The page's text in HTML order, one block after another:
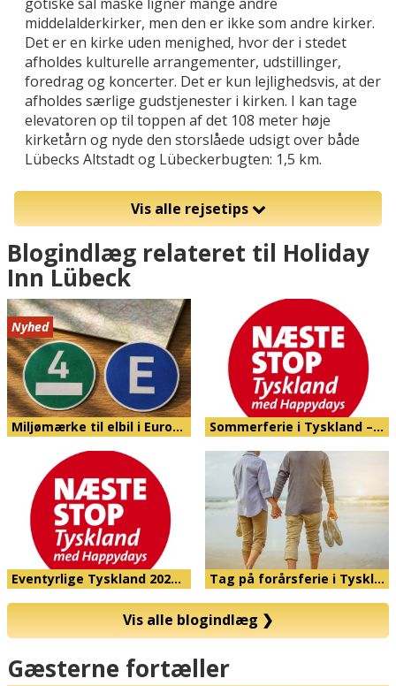
middelalderkirker, men den er ikke som andre kirker.
Det er en kirke uden menighed, hvor der i stedet
afholdes kulturelle arrangementer, udstillinger,
foredrag og koncerter. Det er kun lejlighedsvis, at der
afholdes særlige gudstjenester i kirken. I kan tage
elevatoren op til toppen af det 108 meter høje
kirketårn og nyde den storslåede udsigt over både
Lübecks Altstadt og Lübeckerbugten: 1,5 km.
Vis alle rejsetips
Blogindlæg relateret til Holiday
Inn Lübeck
Nyhed
Miljømærke til elbil i Euro… Sommerferie i Tyskland –…
Eventyrlige Tyskland 202… Tag på forårsferie i Tyskl…
Vis alle blogindlæg❯
Kort
Gæsterne fortæller